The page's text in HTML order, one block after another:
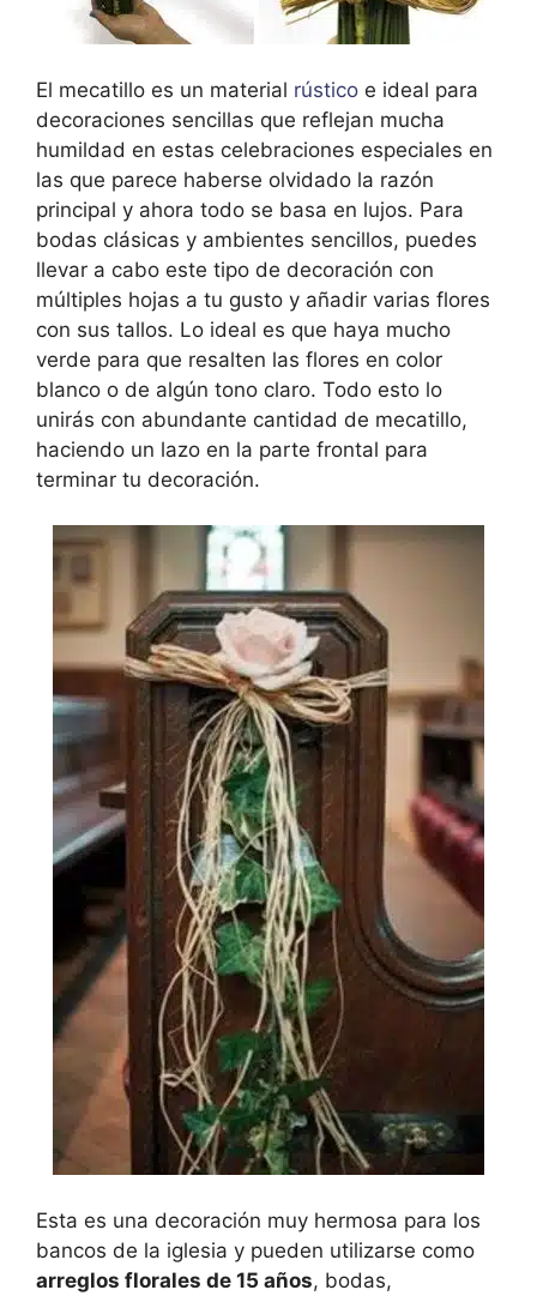
El mecatillo es un material rústico e ideal para
decoraciones sencillas que reflejan mucha
humildad en estas celebraciones especiales en
las que parece haberse olvidado la razón
principal y ahora todo se basa en lujos. Para
bodas clásicas y ambientes sencillos, puedes
llevar a cabo este tipo de decoración con
múltiples hojas a tu gusto y añadir varias flores
con sus tallos. Lo ideal es que haya mucho
verde para que resalten las flores en color
blanco o de algún tono claro. Todo esto lo
unirás con abundante cantidad de mecatillo,
haciendo un lazo en la parte frontal para
terminar tu decoración.
Esta es una decoración muy hermosa para los
bancos de la iglesia y pueden utilizarse como
arreglos florales de 15 años, bodas,